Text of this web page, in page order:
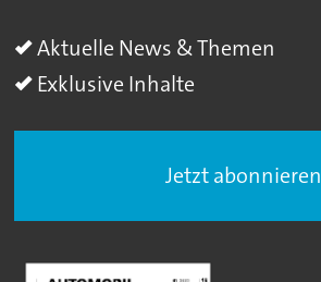
Aktuelle News & Themen
Exklusive Inhalte
Jetzt abonnieren